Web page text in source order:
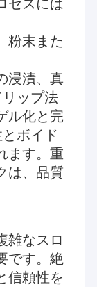
セスには
粉末また
浸漬、真
ップ法
ル化と完
ボイド
ます。重
は、品質
雑なスロ
です。絶
信頼性を
クノロジー・コ
のメーカーです.
ーズに合わせて
業は2つの主要部
にわたる全自動
供給します.総合
の製造者にサポ
す